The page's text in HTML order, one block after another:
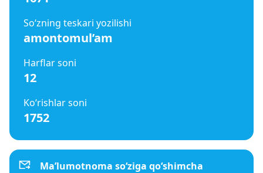
So‘zning teskari yozilishi
amontomul’am
Harflar soni
12
Ko‘rishlar soni
1752
Ma’lumotnoma so‘ziga qo‘shimcha